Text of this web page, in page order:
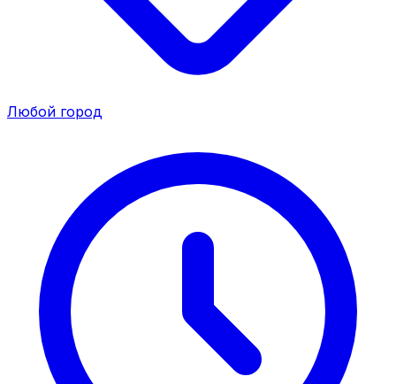
Любой город